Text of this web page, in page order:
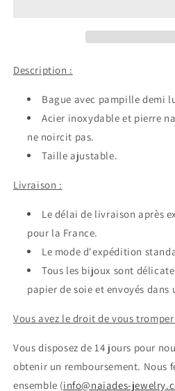
Description :
Bague avec pampille demi
Acier inoxydable et pierre
ne noircit pas.
Taille ajustable.
Livraison :
Le délai de livraison après
pour la France.
Le mode d'expédition
Tous les bijoux sont
papier de soie et envoyés
Vous avez le droit de vous tromper
Vous disposez de 14 jours pour
obtenir un remboursement. Nous
ensemble (info@naiades-